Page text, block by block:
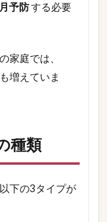
予防する必要
家庭では、
増えていま
種類
下の3タイプが